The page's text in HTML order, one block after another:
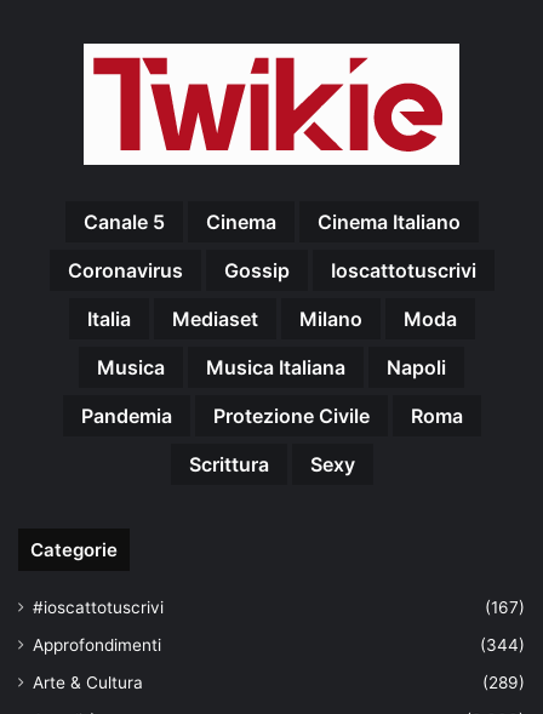
Canale 5 Cinema
Cinema Italiano
Coronavirus
Gossip
Ioscattotuscrivi
Italia
Mediaset Milano
Moda
Musica
Musica Italiana
Napoli
Pandemia
Protezione Civile
Roma
Scrittura
Sexy
Categorie
#ioscattotuscrivi
(167)
Approfondimenti
(344)
Arte & Cultura
(289)